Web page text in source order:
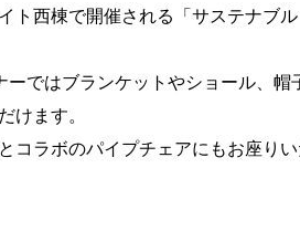
ト西棟で開催される「サステナブ
ではブランケットやショール、
けます。
コラボのパイプチェアにもお座りい